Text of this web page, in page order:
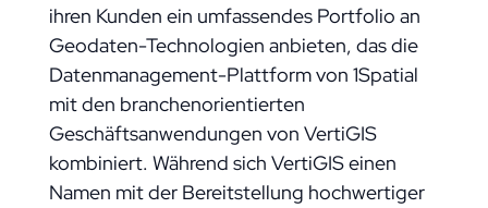
ihren Kunden ein umfassendes Portfolio an
Geodaten-Technologien anbieten, das die
Datenmanagement-Plattform von 1Spatial
mit den branchenorientierten
Geschäftsanwendungen von VertiGIS
kombiniert. Während sich VertiGIS einen
Namen mit der Bereitstellung hochwertiger